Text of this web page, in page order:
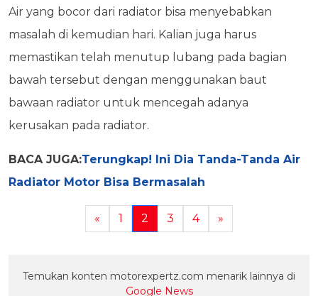
Air yang bocor dari radiator bisa menyebabkan
masalah di kemudian hari. Kalian juga harus
memastikan telah menutup lubang pada bagian
bawah tersebut dengan menggunakan baut
bawaan radiator untuk mencegah adanya
kerusakan pada radiator.
BACA JUGA:Terungkap! Ini Dia Tanda-Tanda Air
Radiator Motor Bisa Bermasalah
« 1 2 3 4 »
Temukan konten motorexpertz.com menarik lainnya di
Google News